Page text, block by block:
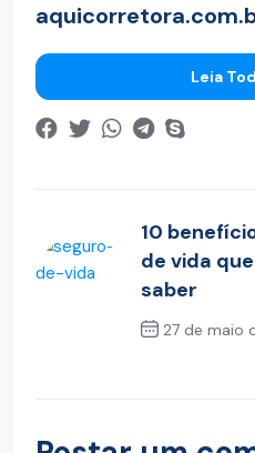
Leia
10
de vida
saber
27 de maio